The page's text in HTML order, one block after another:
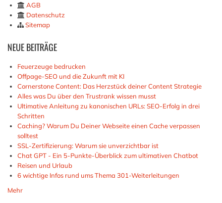
AGB
Datenschutz
Sitemap
NEUEBEITRÄGE
Feuerzeuge bedrucken
Offpage-SEO und die Zukunft mit KI
Cornerstone Content: Das Herzstück deiner Content Strategie
Alles was Du über den Trustrank wissen musst
Ultimative Anleitung zu kanonischen URLs: SEO-Erfolg in drei
Schritten
Caching? Warum Du Deiner Webseite einen Cache verpassen
solltest
SSL-Zertifizierung: Warum sie unverzichtbar ist
Chat GPT - Ein 5-Punkte-Überblick zum ultimativen Chatbot
Reisen und Urlaub
6 wichtige Infos rund ums Thema 301-Weiterleitungen
Mehr